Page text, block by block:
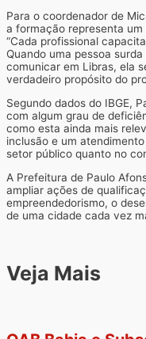
Para o coordenador de
a formação representa
“Cada profissional
Quando uma pessoa
comunicar em Libras, ela
verdadeiro propósito do
Segundo dados do IBGE,
com algum grau de
como esta ainda mais
inclusão e um
setor público quanto no
A Prefeitura de Paulo
ampliar ações de
empreendedorismo, o
de uma cidade cada vez
Veja Mais